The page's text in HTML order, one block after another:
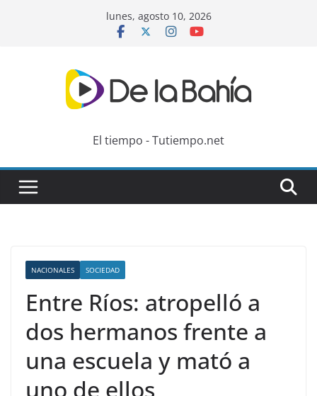
lunes, agosto 10, 2026
El tiempo - Tutiempo.net
NACIONALES SOCIEDAD
Entre Ríos: atropelló a
dos hermanos frente a
una escuela y mató a
uno de ellos